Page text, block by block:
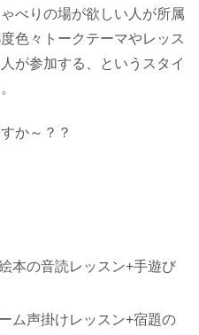
べりの場が欲しい人が所属
色々トークテーマやレッス
が参加する、というスタイ
か～？？
本の音読レッスン+手遊び
ム声掛けレッスン+宿題の